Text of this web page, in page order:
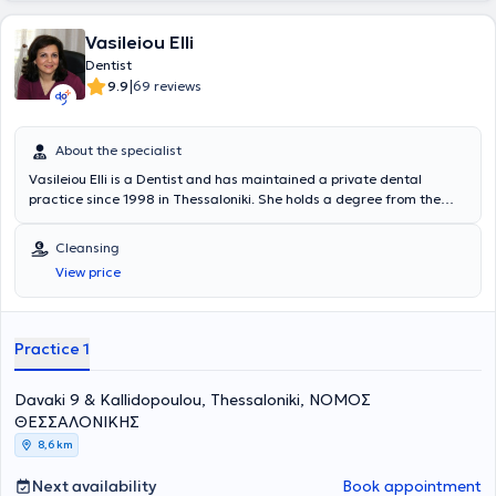
Vasileiou Elli
Dentist
9.9|69 reviews
About the specialist
Vasileiou Elli is a Dentist and has maintained a private dental
practice since 1998 in Thessaloniki. She holds a degree from the
the postgraduate program in Endodontics at the same university's
Dental School. She has extensive experience in endodontics,
aesthetic dentistry, fixed and removable prosthetics, and preventive
dentistry. Furthermore, Dr. Vasileiou is a member of the Thessaloniki
numerous conferences as part of her continuing education.
Cleansing
View price
Practice 1
Davaki 9 & Kallidopoulou, Thessaloniki, ΝΟΜΟΣ
ΘΕΣΣΑΛΟΝΙΚΗΣ
8,6 km
Next availability Book appointment